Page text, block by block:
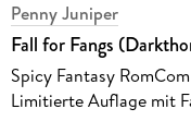
Penny Juniper
Fall for Fangs
Spicy Fantasy
Limitierte Auflage mit